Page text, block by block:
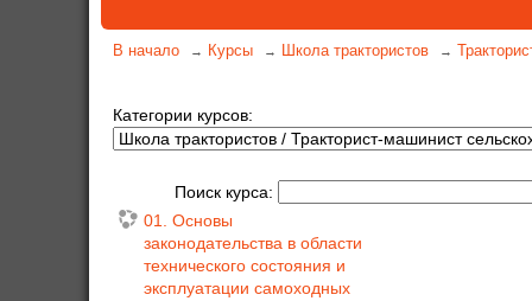
В начало → Курсы → Школа трактористов →
Категории курсов:
Поиск курса:
01. Основы
законодательства в области
технического состояния и
эксплуатации самоходных